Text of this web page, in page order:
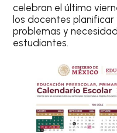
celebran el último
los docentes
problemas y
estudiantes.